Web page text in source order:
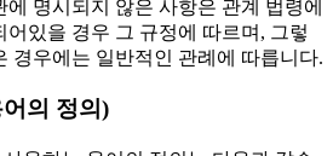
에 명시되지 않은 사항은 관계 법령에
어있을 경우 그 규정에 따르며, 그렇
경우에는 일반적인 관례에 따릅니다.
의 정의)